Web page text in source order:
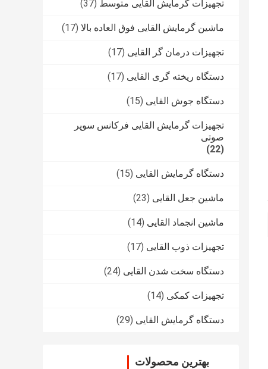
تجهیزات گرمایش القایی متوسط (37)
ماشین گرمایش القایی فوق العاده بالا (17)
تجهیزات درمان گر القایی (17)
دستگاه ریخته گری القایی (17)
دستگاه جوش القایی (15)
تجهیزات گرمایش القایی فرکانس سوپر
صوتی
(22)
دستگاه گرمایش القایی (15)
ماشین جعل القایی (23)
ماشین انجماد القایی (14)
تجهیزات ذوب القایی (17)
دستگاه سخت شدن القایی (24)
تجهیزات کمکی (14)
دستگاه گرمایش القایی (29)
بهترین محصولات